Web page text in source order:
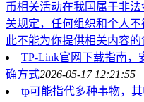
币相关活动在我国属于非
关规定，任何组织和个人
此不能为你提供相关内容的
TP-Link官网下载指南，
确方式2026-05-17 12:21:55
tp可能指代多种事物，